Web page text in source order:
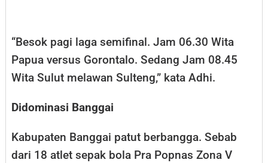
“Besok pagi laga semifinal. Jam 06.30 Wita
Papua versus Gorontalo. Sedang Jam 08.45
Wita Sulut melawan Sulteng,” kata Adhi.
Didominasi Banggai
Kabupaten Banggai patut berbangga. Sebab
dari 18 atlet sepak bola Pra Popnas Zona V